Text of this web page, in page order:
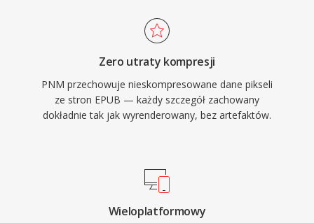
Zero utraty kompresji
PNM przechowuje nieskompresowane dane pikseli
ze stron EPUB — każdy szczegół zachowany
dokładnie tak jak wyrenderowany, bez artefaktów.
Wieloplatformowy